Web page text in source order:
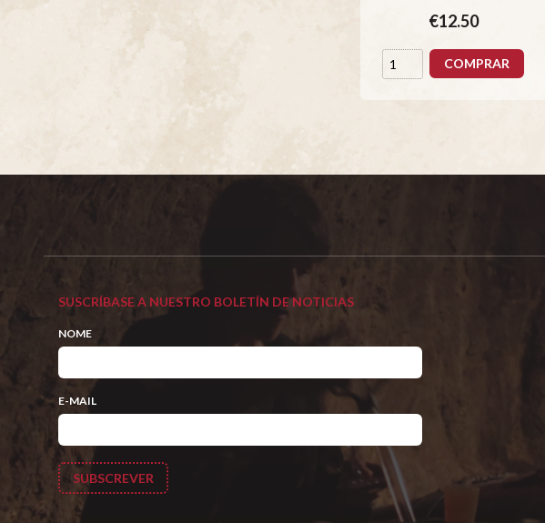
€12.50
COMPRAR
SUSCRÍBASE A NUESTRO BOLETÍN DE NOTICIAS
NOME
E-MAIL